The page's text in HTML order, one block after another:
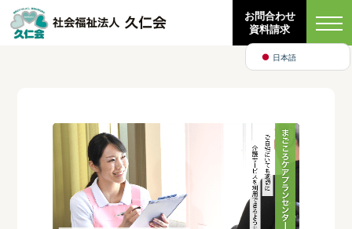
お問合わせ
資料請求
日本語
English